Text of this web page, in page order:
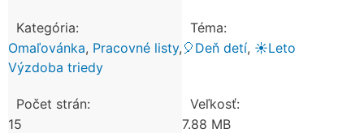
Kategória:
Omaľovánka, Pracovné listy,
Výzdoba triedy
Téma:
🎈Deň detí, ☀️Leto
Počet strán:
15
Veľkosť:
7.88 MB